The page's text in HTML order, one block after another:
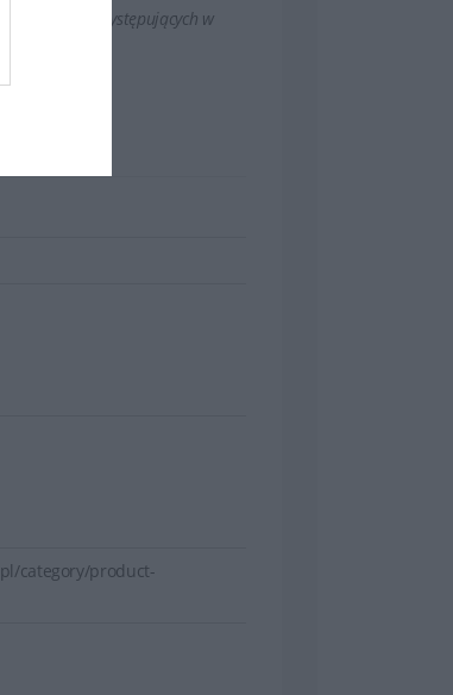
oraz zmian występujących w
category/product-